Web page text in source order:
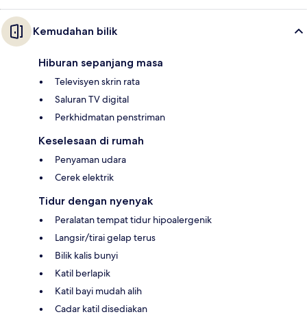
Kemudahan bilik
Hiburan sepanjang masa
Televisyen skrin rata
Saluran TV digital
Perkhidmatan penstriman
Keselesaan di rumah
Penyaman udara
Cerek elektrik
Tidur dengan nyenyak
Peralatan tempat tidur hipoalergenik
Langsir/tirai gelap terus
Bilik kalis bunyi
Katil berlapik
Katil bayi mudah alih
Cadar katil disediakan